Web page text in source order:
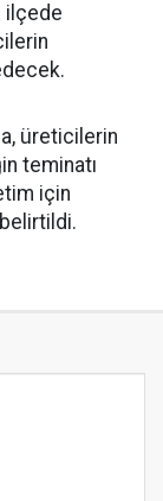
ilçede
üreticilerin
teminatı
için